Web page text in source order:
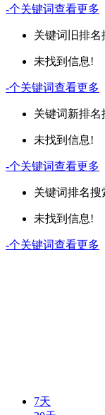
-个关键词查看更多
关键词 旧排名
未找到信息!
-个关键词查看更多
关键词新排名
未找到信息!
-个关键词查看更多
关键词排名搜
未找到信息!
-个关键词查看更多
7天